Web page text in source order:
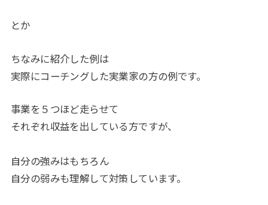
とか
ちなみに紹介した例は
実際にコーチングした実業家の方の例です。
事業を５つほど走らせて
それぞれ収益を出している方ですが、
自分の強みはもちろん
自分の弱みも理解して対策しています。